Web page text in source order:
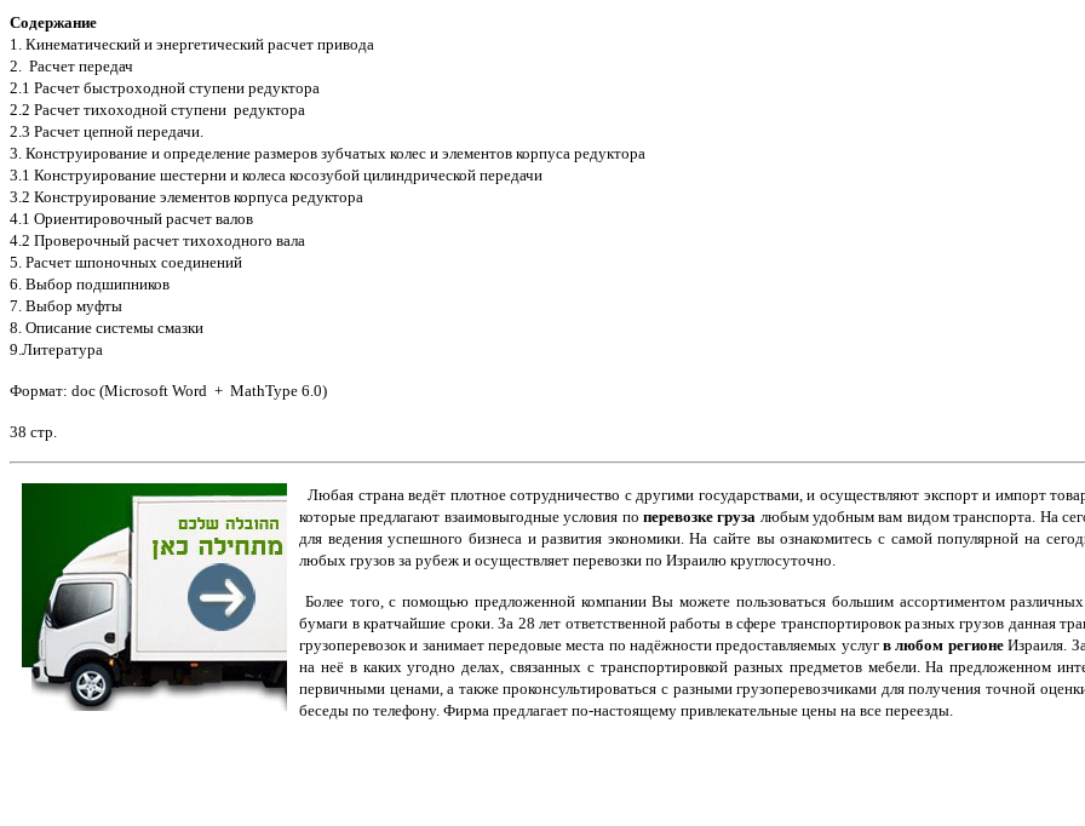
Содержание
1. Кинематический и энергетический расчет привода
2. Расчет передач
2.1 Расчет быстроходной ступени редуктора
2.2 Расчет тихоходной ступени редуктора
2.3 Расчет цепной передачи.
3. Конструирование и определение размеров зубчатых колес и элементов корпуса редуктора
3.1 Конструирование шестерни и колеса косозубой цилиндрической передачи
3.2 Конструирование элементов корпуса редуктора
4.1 Ориентировочный расчет валов
4.2 Проверочный расчет тихоходного вала
5. Расчет шпоночных соединений
6. Выбор подшипников
7. Выбор муфты
8. Описание системы смазки
9.Литература
Формат: doc (Microsoft Word + MathType 6.0)
38 стр.
Любая страна ведёт плотное сотрудничество с другими государствами, и осуществляют экспорт и импорт
которые предлагают взаимовыгодные условия по перевозке груза любым удобным вам видом транспорта. На
для ведения успешного бизнеса и развития экономики. На сайте вы ознакомитесь с самой популярной на
любых грузов за рубеж и осуществляет перевозки по Израилю круглосуточно.
Более того, с помощью предложенной компании Вы можете пользоваться большим ассортиментом различных
бумаги в кратчайшие сроки. За 28 лет ответственной работы в сфере транспортировок разных грузов данная
грузоперевозок и занимает передовые места по надёжности предоставляемых услугв любом регионеИзраиля.
на неё в каких угодно делах, связанных с транспортировкой разных предметов мебели. На предложенном
первичными ценами, а также проконсультироваться с разными грузоперевозчиками для получения точной
беседы по телефону. Фирма предлагает по-настоящему привлекательные цены на все переезды.